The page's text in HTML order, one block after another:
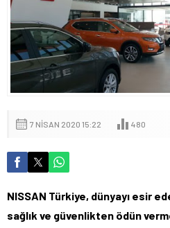
7 NISAN 2020 15:22 480
NISSAN Türkiye, dünyayı esir
sağlık ve güvenlikten ödün